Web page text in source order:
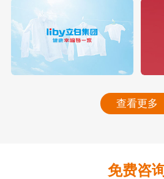
查看更多
免费咨